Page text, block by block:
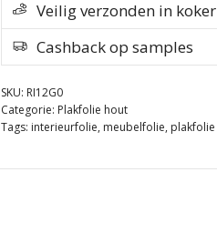
Veilig verzonden in koker
Cashback op samples
SKU: RI12G0
Categorie: Plakfolie hout
Tags: interieurfolie, meubelfolie, plakfolie